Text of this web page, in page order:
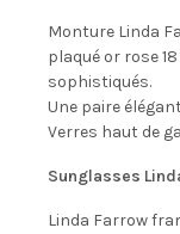
Monture Linda
plaqué or rose
sophistiqués.
Une paire
Verres haut de
Sunglasses
Linda Farrow